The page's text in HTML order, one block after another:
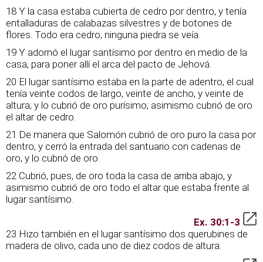
18 Y la casa estaba cubierta de cedro por dentro, y tenía
entalladuras de calabazas silvestres y de botones de
flores. Todo era cedro; ninguna piedra se veía.
19 Y adornó el lugar santísimo por dentro en medio de la
casa, para poner allí el arca del pacto de Jehová.
20 El lugar santísimo estaba en la parte de adentro, el cual
tenía veinte codos de largo, veinte de ancho, y veinte de
altura; y lo cubrió de oro purísimo; asimismo cubrió de oro
el altar de cedro.
21 De manera que Salomón cubrió de oro puro la casa por
dentro, y cerró la entrada del santuario con cadenas de
oro, y lo cubrió de oro.
22 Cubrió, pues, de oro toda la casa de arriba abajo, y
asimismo cubrió de oro todo el altar que estaba frente al
lugar santísimo.
Ex. 30:1-3
23 Hizo también en el lugar santísimo dos querubines de
madera de olivo, cada uno de diez codos de altura.